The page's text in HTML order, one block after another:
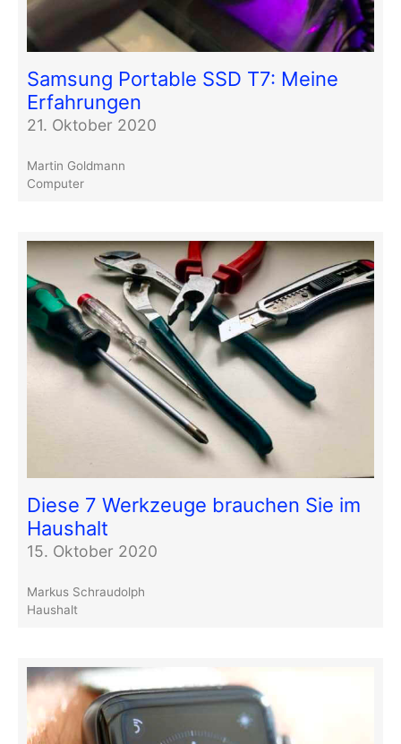
Samsung Portable SSD T7: Meine
Erfahrungen
21. Oktober 2020
Martin Goldmann
Computer
Diese 7 Werkzeuge brauchen Sie im
Haushalt
15. Oktober 2020
Markus Schraudolph
Haushalt